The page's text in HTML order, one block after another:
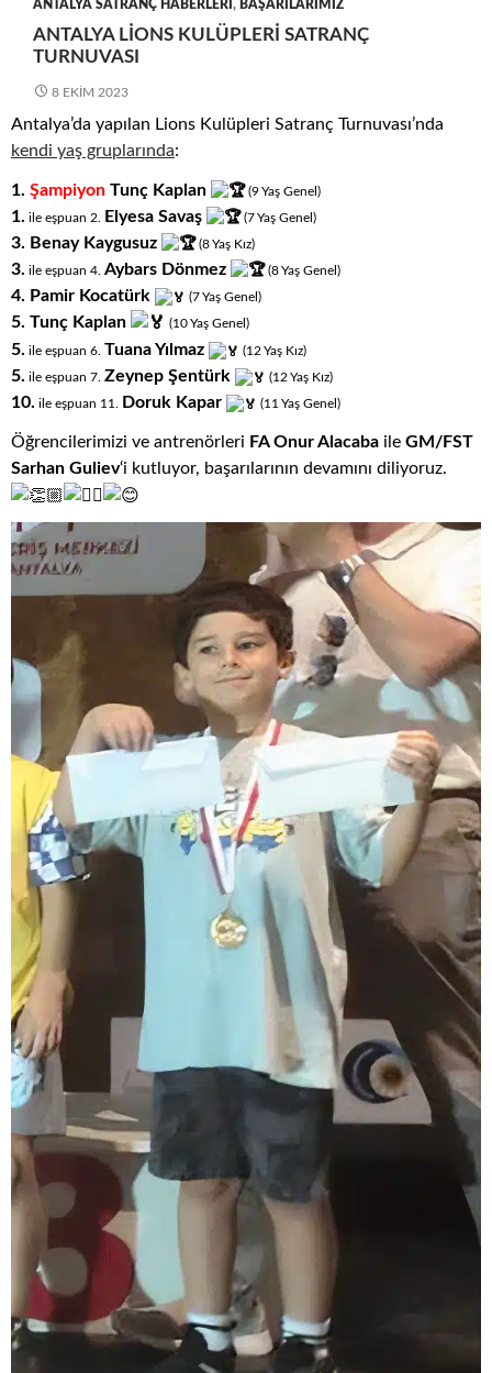
ANTALYA SATRANÇ HABERLERI , BAŞARILARIMIZ
ANTALYA LIONS KULÜPLERI SATRANÇ
TURNUVASI
8 EKIM 2023
Antalya’da yapılan Lions Kulüpleri Satranç Turnuvası’nda
kendi yaş gruplarında:
1. Şampiyon Tunç Kaplan (9Yaş Genel)
1. ile eşpuan 2. Elyesa Savaş (7Yaş Genel)
3. Benay Kaygusuz (8Yaş Kız)
3. ile eşpuan 4. Aybars Dönmez (8Yaş Genel)
4. Pamir Kocatürk (7Yaş Genel)
5. Tunç Kaplan (10Yaş Genel)
5. ile eşpuan 6. Tuana Yılmaz (12 Yaş Kız)
5. ile eşpuan 7. Zeynep Şentürk (12 Yaş Kız)
10. ile eşpuan 11. Doruk Kapar (11 Yaş Genel)
Öğrencilerimizi ve antrenörleri FA Onur Alacaba ile GM/FST
Sarhan Guliev‘i kutluyor, başarılarının devamını diliyoruz.